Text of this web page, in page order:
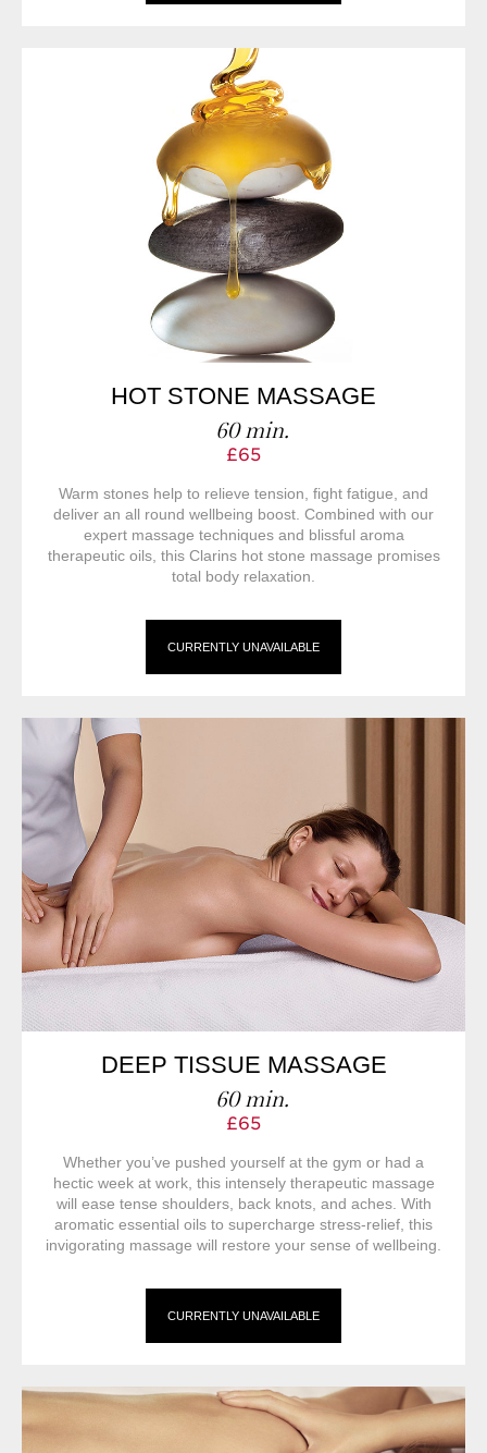
HOT STONE MASSAGE
60 min.
£65
Warm stones help to relieve tension, fight fatigue, and
deliver an all round wellbeing boost. Combined with our
expert massage techniques and blissful aroma
therapeutic oils, this Clarins hot stone massage promises
total body relaxation.
CURRENTLY UNAVAILABLE
DEEP TISSUE MASSAGE
60 min.
£65
Whether you’ve pushed yourself at the gym or had a
hectic week at work, this intensely therapeutic massage
will ease tense shoulders, back knots, and aches. With
aromatic essential oils to supercharge stress-relief, this
invigorating massage will restore your sense of wellbeing.
CURRENTLY UNAVAILABLE